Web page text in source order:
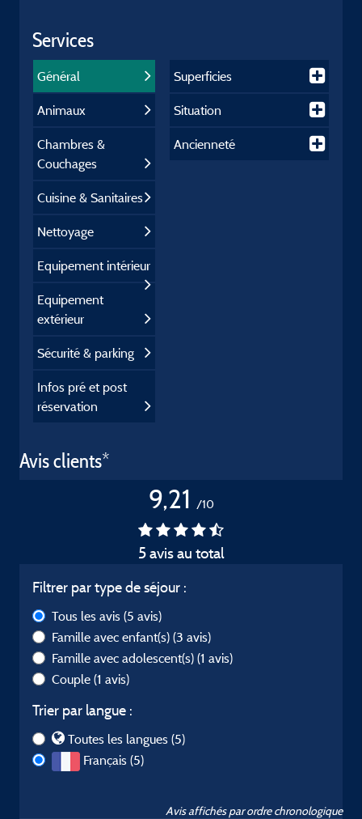
Services
Général
Animaux
Chambres &
Couchages
Cuisine & Sanitaires
Nettoyage
Equipement intérieur
Equipement
extérieur
Sécurité & parking
Infos pré et post
réservation
Superficies
Situation
Ancienneté
Avis clients*
9,21 /10
5 avis au total
Filtrer par type de séjour :
Tous les avis (5 avis)
Famille avec enfant(s) (3 avis)
Famille avec adolescent(s) (1 avis)
Couple (1 avis)
Trier par langue :
Toutes les langues (5)
Français (5)
Avis affichés par ordre chronologique